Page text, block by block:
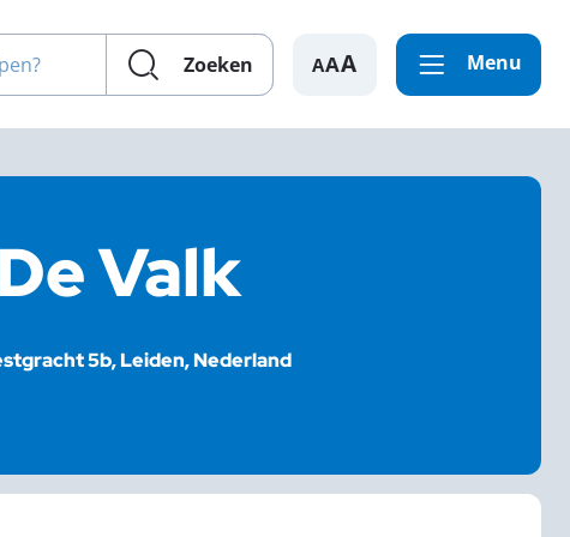
Zoeken A Menu
Valk
5b, Leiden, Nederland